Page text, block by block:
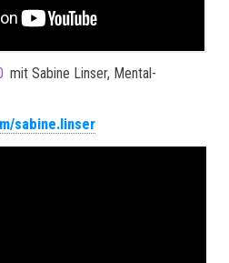
mit Sabine Linser, Mental-
sabine.linser